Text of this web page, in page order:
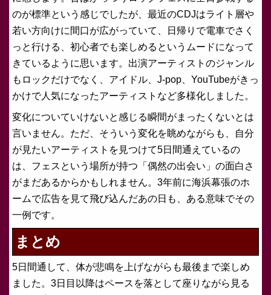
のが標準という感じでしたが、最近のCDJはライト層や
若い方向けに間口が広がっていて、日帰りで電車でさく
っと行ける、初心者でも楽しめるというムードになって
きているように思います。出演アーティストのジャンル
もロックだけでなく、アイドル、J-pop、YouTubeがきっ
かけで人気になったアーティストなど多様化しました。
変化についていけないと感じる瞬間がまったくないとは
言いません。ただ、そういう変化を眺めながらも、自分
が見たいアーティストを見つけて5日間通えているの
は、フェスという場所が持つ「偶然の出会い」の面白さ
がまだあるからかもしれません。3年前に海浜幕張のホ
ームで広告を見て飛び込んだあの日も、ある意味でその
一例です。
まとめ
5日間通して、体が悲鳴を上げながらも最後まで楽しめ
ました。3日目以降はペースを落として座りながら見る